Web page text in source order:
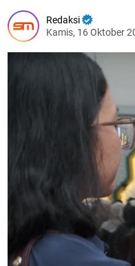
Redaksi
Kamis, 16 Oktober